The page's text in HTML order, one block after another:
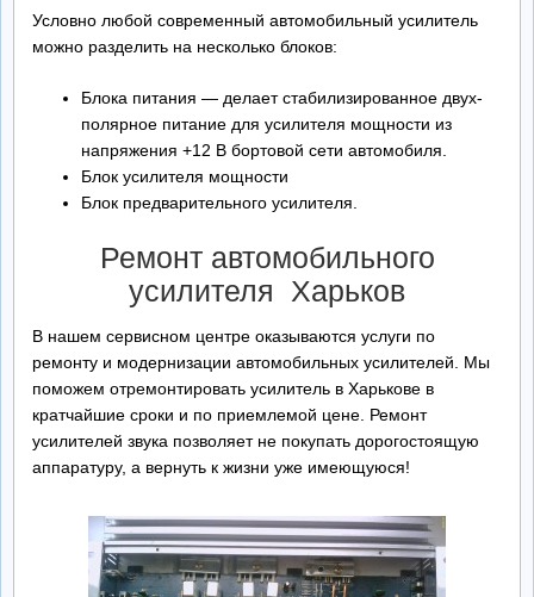
Условно любой современный автомобильный усилитель
можно разделить на несколько блоков:
Блока питания — делает стабилизированное двух-
полярное питание для усилителя мощности из
напряжения +12 В бортовой сети автомобиля.
Блок усилителя мощности
Блок предварительного усилителя.
Ремонт автомобильного
усилителя Харьков
В нашем сервисном центре оказываются услуги по
ремонту и модернизации автомобильных усилителей. Мы
поможем отремонтировать усилитель в Харькове в
кратчайшие сроки и по приемлемой цене. Ремонт
усилителей звука позволяет не покупать дорогостоящую
аппаратуру, а вернуть к жизни уже имеющуюся!